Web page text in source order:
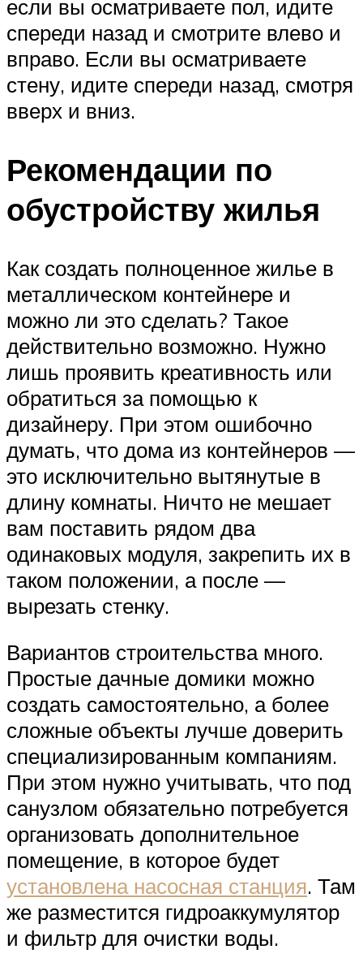
если вы осматриваете пол, идите
спереди назад и смотрите влево и
вправо. Если вы осматриваете
стену, идите спереди назад, смотря
вверх и вниз.
Рекомендации по
обустройству жилья
Как создать полноценное жилье в
металлическом контейнере и
можно ли это сделать? Такое
действительно возможно. Нужно
лишь проявить креативность или
обратиться за помощью к
дизайнеру. При этом ошибочно
думать, что дома из контейнеров —
это исключительно вытянутые в
длину комнаты. Ничто не мешает
вам поставить рядом два
одинаковых модуля, закрепить их в
таком положении, а после —
вырезать стенку.
Вариантов строительства много.
Простые дачные домики можно
создать самостоятельно, а более
сложные объекты лучше доверить
специализированным компаниям.
При этом нужно учитывать, что под
санузлом обязательно потребуется
организовать дополнительное
помещение, в которое будет
установлена насосная станция. Там
же разместится гидроаккумулятор
и фильтр для очистки воды.